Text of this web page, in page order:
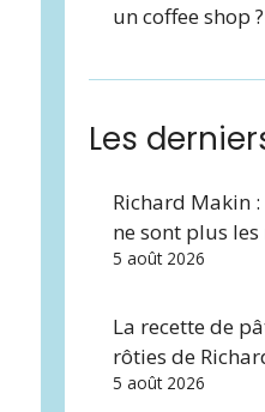
un coffee shop ?
Les
Richard Makin :
ne sont plus
5 août 2026
La recette de
rôties de
5 août 2026